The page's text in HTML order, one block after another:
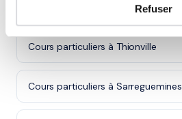
Refuser
Cours particuliers à Metz
Cours particuliers à Thionville
Cours particuliers à Sarreguemines